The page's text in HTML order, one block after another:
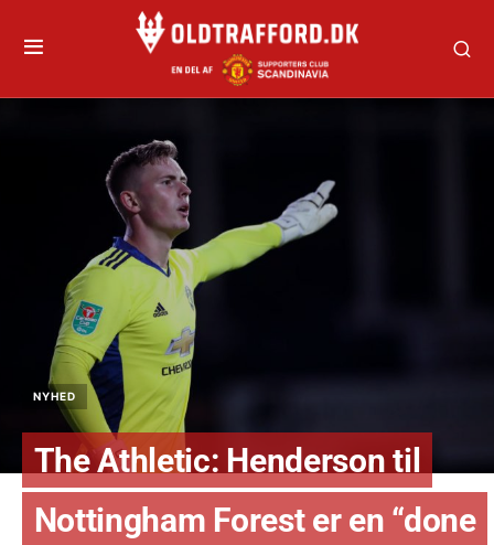
NYHED
The Athletic: Henderson til
Nottingham Forest er en “done